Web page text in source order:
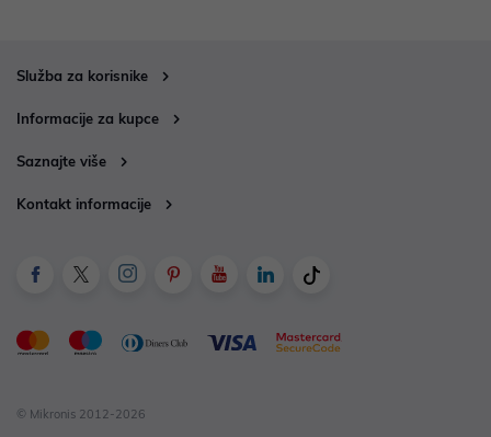
Služba za korisnike
Informacije za kupce
Saznajte više
Kontakt informacije
© Mikronis 2012-2026